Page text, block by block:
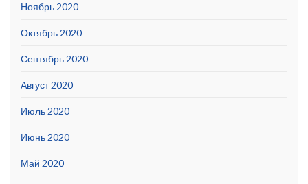
Ноябрь 2020
Октябрь 2020
Сентябрь 2020
Август 2020
Июль 2020
Июнь 2020
Май 2020